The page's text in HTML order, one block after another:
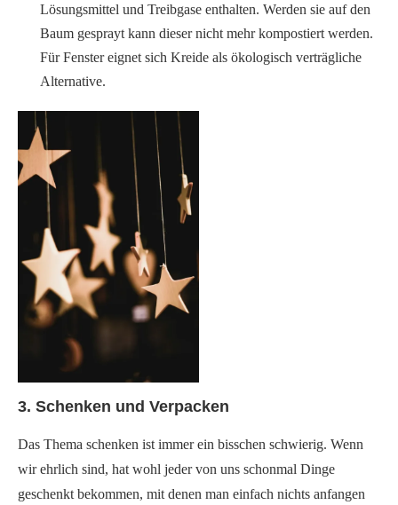
Lösungsmittel und Treibgase enthalten. Werden sie auf den
Baum gesprayt kann dieser nicht mehr kompostiert werden.
Für Fenster eignet sich Kreide als ökologisch verträgliche
Alternative.
3. Schenken und Verpacken
Das Thema schenken ist immer ein bisschen schwierig. Wenn
wir ehrlich sind, hat wohl jeder von uns schonmal Dinge
geschenkt bekommen, mit denen man einfach nichts anfangen